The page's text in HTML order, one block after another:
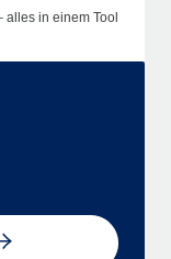
alles in einem Tool